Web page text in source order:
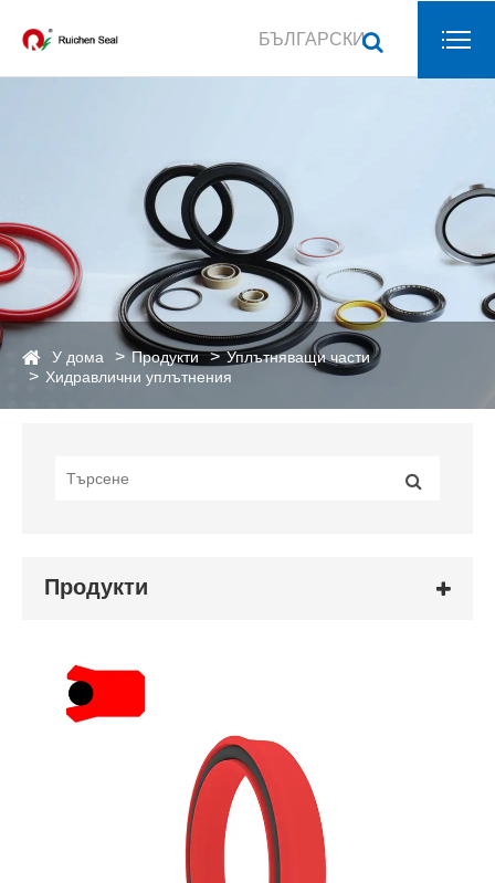
БЪЛГАРСКИ
У дома Продукти
Уплътняващи части
Хидравлични уплътнения
Продукти